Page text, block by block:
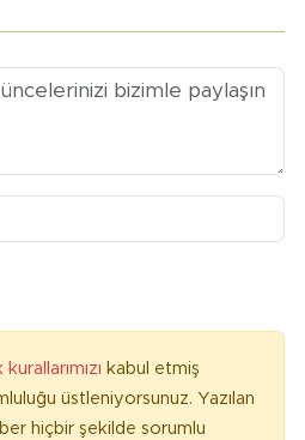
kabul etmiş
üstleniyorsunuz. Yazılan
hiçbir şekilde sorumlu